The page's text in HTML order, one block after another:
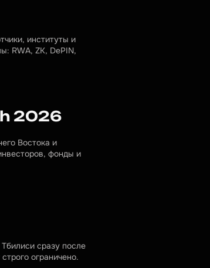
институты и
RWA, ZK, DePIN,
2026
Востока и
фонды и
сразу после
ограничено.